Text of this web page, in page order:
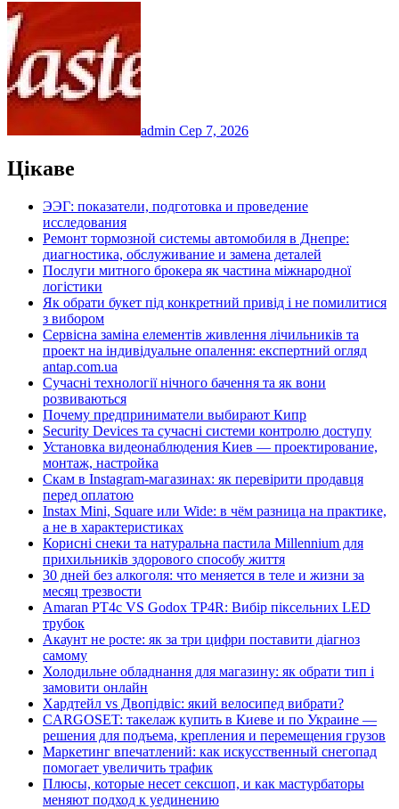
admin Сер 7, 2026
Цікаве
ЭЭГ: показатели, подготовка и проведение
исследования
Ремонт тормозной системы автомобиля в Днепре:
диагностика, обслуживание и замена деталей
Послуги митного брокера як частина міжнародної
логістики
Як обрати букет під конкретний привід і не помилитися
з вибором
Сервісна заміна елементів живлення лічильників та
проект на індивідуальне опалення: експертний огляд
antap.com.ua
Сучасні технології нічного бачення та як вони
розвиваються
Почему предприниматели выбирают Кипр
Security Devices та сучасні системи контролю доступу
Установка видеонаблюдения Киев — проектирование,
монтаж, настройка
Скам в Instagram-магазинах: як перевірити продавця
перед оплатою
Instax Mini, Square или Wide: в чём разница на практике,
а не в характеристиках
Корисні снеки та натуральна пастила Millennium для
прихильників здорового способу життя
30 дней без алкоголя: что меняется в теле и жизни за
месяц трезвости
Amaran PT4c VS Godox TP4R: Вибір піксельних LED
трубок
Акаунт не росте: як за три цифри поставити діагноз
самому
Холодильне обладнання для магазину: як обрати тип і
замовити онлайн
Хардтейл vs Двопідвіс: який велосипед вибрати?
CARGOSET: такелаж купить в Киеве и по Украине —
решения для подъема, крепления и перемещения грузов
Маркетинг впечатлений: как искусственный снегопад
помогает увеличить трафик
Плюсы, которые несет сексшоп, и как мастурбаторы
меняют подход к уединению